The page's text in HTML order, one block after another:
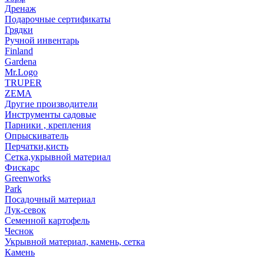
Дренаж
Подарочные сертификаты
Грядки
Ручной инвентарь
Finland
Gardena
Mr.Logo
TRUPER
ZEMA
Другие производители
Инструменты садовые
Парники , крепления
Опрыскиватель
Перчатки,кисть
Сетка,укрывной материал
Фискарс
Greenworks
Park
Посадочный материал
Лук-севок
Семенной картофель
Чеснок
Укрывной материал, камень, сетка
Камень